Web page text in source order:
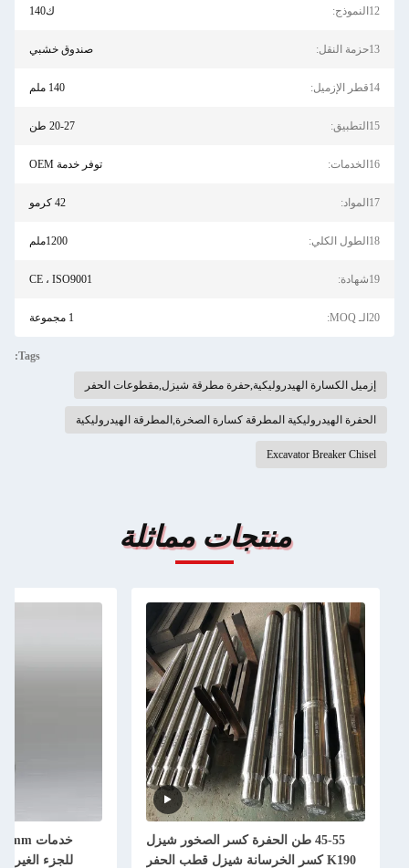
12النموذج: ك140
13حزمة النقل: صندوق خشبي
14قطر الإزميل: 140 ملم
15التطبيق: 20-27 طن
16الخدمات: توفر خدمة OEM
17المواد: 42 كرمو
18الطول الكلي: 1200ملم
19شهادة: CE ، ISO9001
20الـ MOQ: 1 مجموعة
Tags:
إزميل الكسارة الهيدروليكية,حفرة مطرقة شيزل,مقطوعات الحفر
الحفرة الهيدروليكية المطرقة كسارة الصخرة,المطرقة الهيدروليكية
Excavator Breaker Chisel
منتجات مماثلة
45-55 طن الحفرة كسر الصخور شيزل
K190 كسر الخرسانة شيزل قطب الحفر
للجزء